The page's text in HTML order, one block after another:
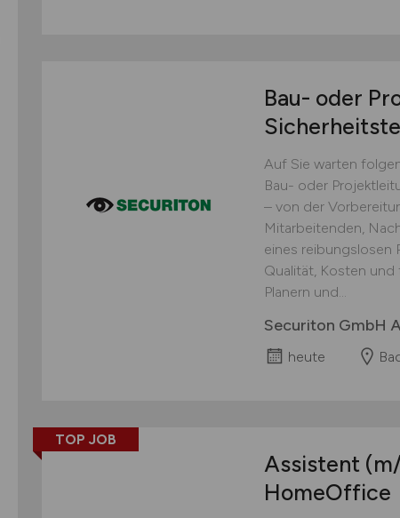
Bau- oder
Auf Sie warten
Bau- oder
– von der
Mitarbeitenden,
eines reibungslosen
Qualität, Kosten
Planern und...
Securiton GmbH
heute
TOP JOB
Assistent
HomeOffice